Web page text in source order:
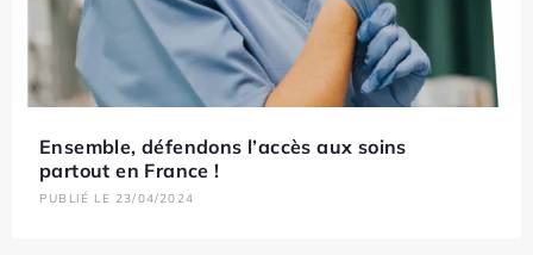
Ensemble, défendons l’accès aux soins
partout en France !
PUBLIÉ LE 23/04/2024